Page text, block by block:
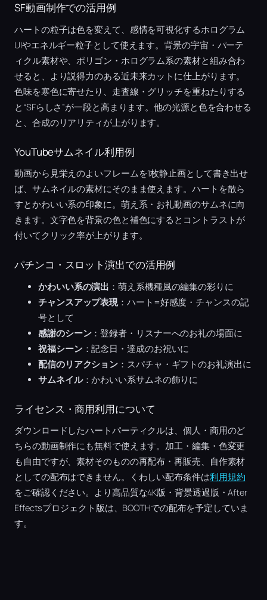
SF動画制作での活用例
ハートの粒子は色を変えて、感情を可視化するホログラム
UIやエネルギー粒子として使えます。背景の宇宙・パーテ
ィクル素材や、ポリゴン・ホログラム系の素材と組み合わ
せると、より説得力のある近未来カットに仕上がります。
色味を寒色に寄せたり、走査線・グリッチを重ねたりする
と“SFらしさ”が一段と高まります。他の光源と色を合わせる
と、合成のリアリティが上がります。
YouTubeサムネイル利用例
動画から見栄えのよいフレームを1枚静止画として書き出せ
ば、サムネイルの素材にそのまま使えます。ハートを散ら
すとかわいい系の印象に。萌え系・お礼動画のサムネに向
きます。文字色を背景の色と補色にするとコントラストが
付いてクリック率が上がります。
パチンコ・スロット演出での活用例
かわいい系の演出 ：萌え系機種風の編集の彩りに
チャンスアップ表現：ハート=好感度・チャンスの記
号として
感謝のシーン：登録者・リスナーへのお礼の場面に
祝福シーン：記念日・達成のお祝いに
配信のリアクション ：スパチャ・ギフトのお礼演出に
サムネイル：かわいい系サムネの飾りに
ライセンス・商用利用について
ダウンロードしたハートパーティクルは、個人・商用のど
ちらの動画制作にも無料で使えます。加工・編集・色変更
も自由ですが、素材そのものの再配布・再販売、自作素材
としての配布はできません。くわしい配布条件は利用規約
をご確認ください。より高品質な4K版・背景透過版・After
Effectsプロジェクト版は、BOOTHでの配布を予定していま
す。